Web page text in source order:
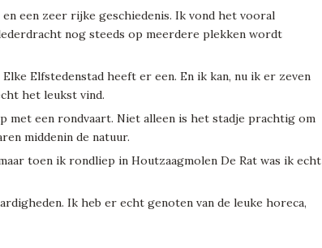
een zeer rijke geschiedenis. Ik vond het vooral
nog steeds op meerdere plekken wordt
Elfstedenstad heeft er een. En ik kan, nu ik er zeven
het leukst vind.
een rondvaart. Niet alleen is het stadje prachtig om
middenin de natuur.
toen ik rondliep in Houtzaagmolen De Rat was ik echt
Ik heb er echt genoten van de leuke horeca,